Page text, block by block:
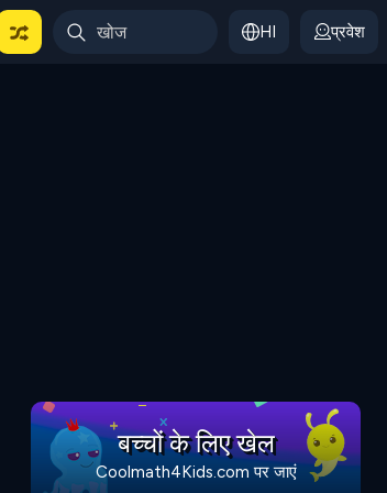
HI प्रवेश
बच्चों के लिए खेल
Coolmath4Kids.com पर जाएं